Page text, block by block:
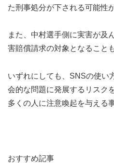
た刑事処分が下される可能性
また、中村選手側に実害が及
害賠償請求の対象となること
いずれにしても、SNSの使い
会的な問題に発展するリスク
多くの人に注意喚起を与える
おすすめ記事